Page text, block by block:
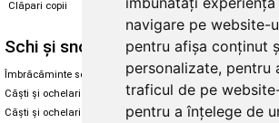
navigare pe website-
pentru afișa conținut
personalizate, pentru
traficul de pe
pentru a înțelege de
Clăpari copii
Enuff
Schi și snowboard
Îmbrăcăminte schi și snowboard
Căști și ochelari de iarnă
Căști și ochelari Alpina
Diverse
Cum aleg rolele
Cum aleg
Ochelari de